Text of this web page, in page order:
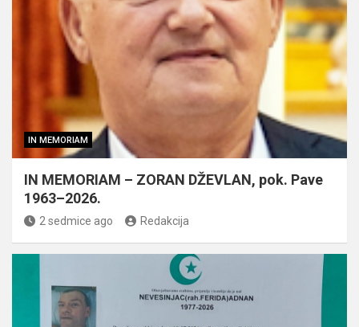
IN MEMORIAM
IN MEMORIAM – ZORAN DŽEVLAN, pok. Pave
1963–2026.
2 sedmice ago Redakcija